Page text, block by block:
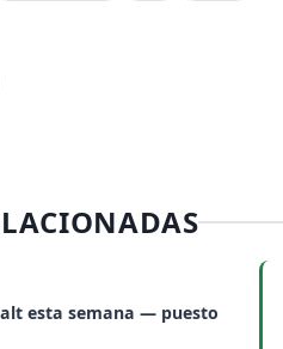
esta semana — puesto